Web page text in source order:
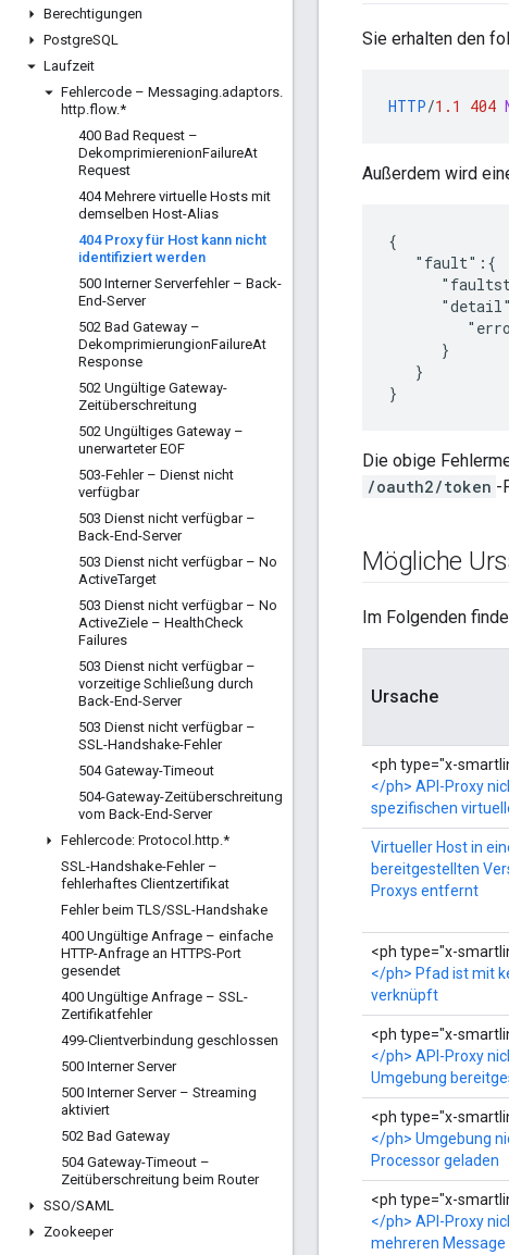
Berechtigungen
PostgreSQL
Laufzeit
Fehlercode – Messaging.adaptors.
http.flow.*
400 Bad Request –
DekomprimierenionFailureAt
Request
404 Mehrere virtuelle Hosts mit
demselben Host-Alias
404 Proxy für Host kann nicht
identifiziert werden
500 Interner Serverfehler – Back-
End-Server
502 Bad Gateway –
DekomprimierungionFailureAt
Response
502 Ungültige Gateway-
Zeitüberschreitung
502 Ungültiges Gateway –
unerwarteter EOF
503-Fehler – Dienst nicht
verfügbar
503 Dienst nicht verfügbar –
Back-End-Server
503 Dienst nicht verfügbar – No
ActiveTarget
503 Dienst nicht verfügbar – No
ActiveZiele – HealthCheck
Failures
503 Dienst nicht verfügbar –
vorzeitige Schließung durch
Back-End-Server
503 Dienst nicht verfügbar –
SSL-Handshake-Fehler
504 Gateway-Timeout
504-Gateway-Zeitüberschreitung
vom Back-End-Server
Fehlercode: Protocol .http.*
SSL-Handshake-Fehler –
fehlerhaftes Clientzertifikat
Fehler beim TLS/SSL-Handshake
400 Ungültige Anfrage – einfache
HTTP-Anfrage an HTTPS-Port
gesendet
400 Ungültige Anfrage – SSL-
Zertifikatfehler
499-Clientverbindung geschlossen
500 Interner Server
500 Interner Server – Streaming
aktiviert
502 Bad Gateway
504 Gateway-Timeout –
Zeitüberschreitung beim Router
SSO/SAML
Zookeeper
Sie erhalten den
HTTP/1.1 404
Außerdem wird
{
   "fault":{
      }
   }
}
Die obige
/oauth2/token -
Mögliche
Im Folgenden
Ursache
<ph type="x-
</ph> API-Proxy
spezifischen
Virtueller Host in
bereitgestellten
Proxys entfernt
<ph type="x-
</ph> Pfad ist mit
verknüpft
<ph type="x-
</ph> API-Proxy
Umgebung
<ph type="x-
</ph> Umgebung
Processor geladen
<ph type="x-
</ph> API-Proxy
mehreren Message